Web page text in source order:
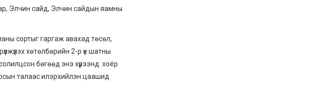
Элчин сайд, Элчин сайдын яамны
сортыг гаргаж авахад төсөл,
хөтөлбөрийн 2-р үе шатны
бөгөөд энэ хүрээнд хоёр
талаас илэрхийлэн цаашид